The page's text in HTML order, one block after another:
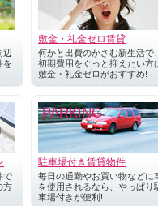
辺
を
敷金・礼金ゼロ賃貸
何かと出費のかさむ新生活で、
初期費用をぐっと抑えたい方
敷金・礼金ゼロがおすすめ!
で
方
PARKING
駐車場付き賃貸物件
毎日の通勤やお買い物などに
を使用されるなら、やっぱり
車場付きが便利!